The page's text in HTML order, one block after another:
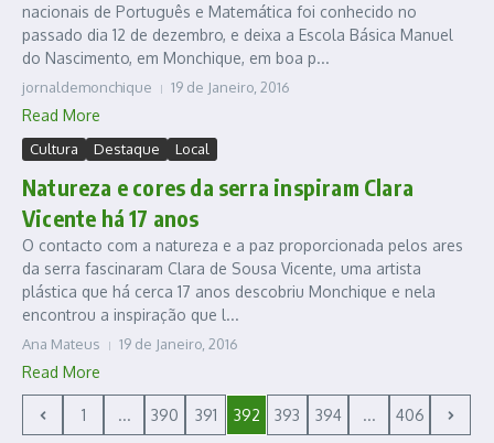
nacionais de Português e Matemática foi conhecido no
passado dia 12 de dezembro, e deixa a Escola Básica Manuel
do Nascimento, em Monchique, em boa p...
jornaldemonchique 19 de Janeiro, 2016
Read More
Cultura Destaque Local
Natureza e cores da serra inspiram Clara
Vicente há 17 anos
O contacto com a natureza e a paz proporcionada pelos ares
da serra fascinaram Clara de Sousa Vicente, uma artista
plástica que há cerca 17 anos descobriu Monchique e nela
encontrou a inspiração que l...
Ana Mateus 19 de Janeiro, 2016
Read More
1 ... 390 391 392 393 394 ... 406